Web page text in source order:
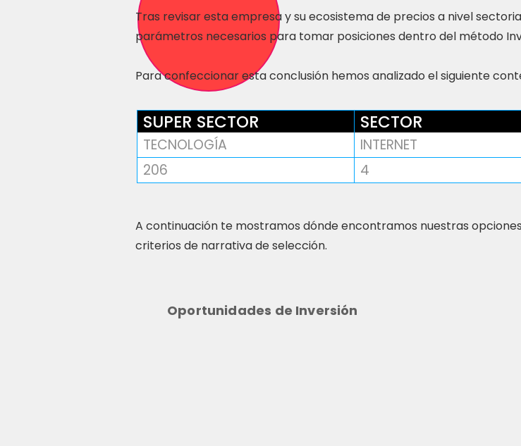
Tras revisar esta empresa y su ecosistema de precios a nivel
parámetros necesarios para tomar posiciones dentro del método
Para confeccionar esta conclusión hemos analizado el siguiente
SUPER SECTOR SECTOR
TECNOLOGÍA INTERNET
206
4
A continuación te mostramos dónde encontramos nuestras
criterios de narrativa de selección.
Oportunidades de Inversión